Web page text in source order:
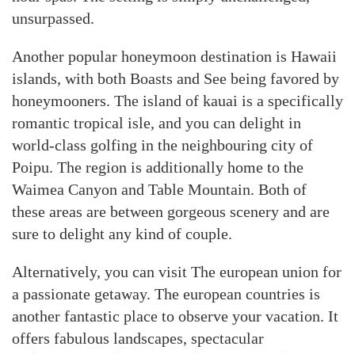
unsurpassed.
Another popular honeymoon destination is Hawaii
islands, with both Boasts and See being favored by
honeymooners. The island of kauai is a specifically
romantic tropical isle, and you can delight in
world-class golfing in the neighbouring city of
Poipu. The region is additionally home to the
Waimea Canyon and Table Mountain. Both of
these areas are between gorgeous scenery and are
sure to delight any kind of couple.
Alternatively, you can visit The european union for
a passionate getaway. The european countries is
another fantastic place to observe your vacation. It
offers fabulous landscapes, spectacular